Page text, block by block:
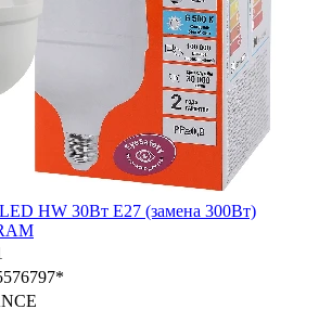
HW 30Вт E27 (замена 300Вт)